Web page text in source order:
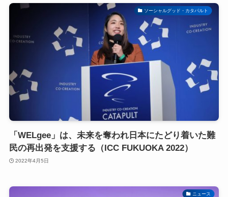
ソーシャルグッド・カタパルト
「WELgee」は、未来を奪われ日本にたどり着いた難
民の再出発を支援する（ICC FUKUOKA 2022）
2022年4月5日
ニュース